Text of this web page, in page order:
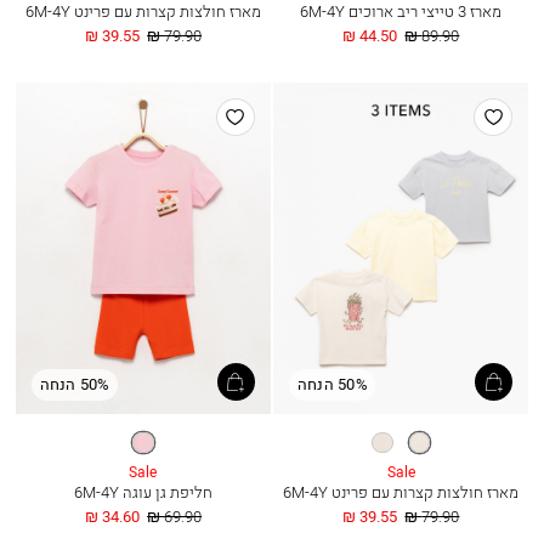
מארז 3 טייצי ריב ארוכים 6M-4Y
החל
44.50 ₪ מחיר
89.90 ₪
מארז חולצות קצרות עם פרינט 6M-4Y
החל
39.55 ₪ מחיר
79.90 ₪
הוסף
למועדפים
50% הנחה
אופוויטקצפת
Sale
מארז חולצות קצרות עם פרינט 6M-4Y
החל
39.55 ₪ מחיר
79.90 ₪
הוסף
למועדפים
50% הנחה
ורוד
Sale
חליפת גן עוגה 6M-4Y
החל
34.60 ₪ מחיר
69.90 ₪